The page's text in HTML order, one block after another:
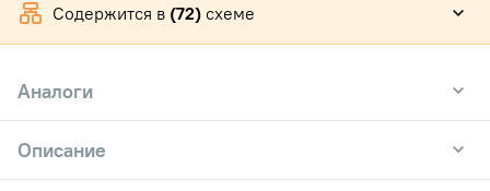
Содержится в (72) схеме
Аналоги
Описание